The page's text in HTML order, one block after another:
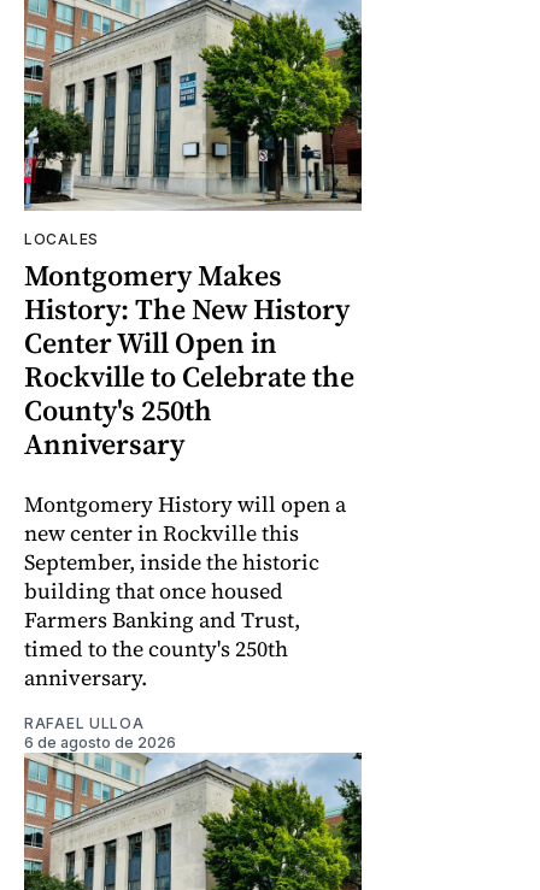
LOCALES
Montgomery Makes
History: The New History
Center Will Open in
Rockville to Celebrate the
County's 250th
Anniversary
Montgomery History will open a
new center in Rockville this
September, inside the historic
building that once housed
Farmers Banking and Trust,
timed to the county's 250th
anniversary.
RAFAEL ULLOA
6 de agosto de 2026